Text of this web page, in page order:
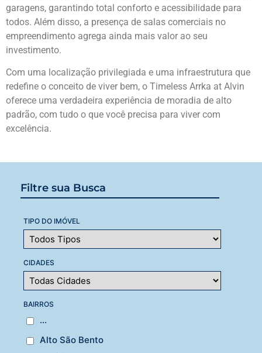
Filtre sua Busca
TIPO DO IMÓVEL
CIDADES
BAIRROS
...
Alto São Bento
garagens, garantindo total conforto e acessibilidade para
todos. Além disso, a presença de salas comerciais no
empreendimento agrega ainda mais valor ao seu
investimento.
Com uma localização privilegiada e uma infraestrutura que
redefine o conceito de viver bem, o Timeless Arrka at Alvin
oferece uma verdadeira experiência de moradia de alto
padrão, com tudo o que você precisa para viver com
excelência.